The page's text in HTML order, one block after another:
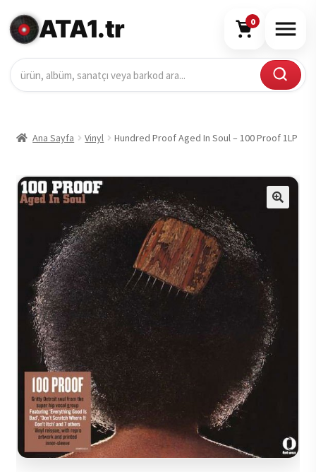
ATA1.tr 0
Ana Sayfa Vinyl Hundred Proof Aged In Soul – 100 Proof 1LP